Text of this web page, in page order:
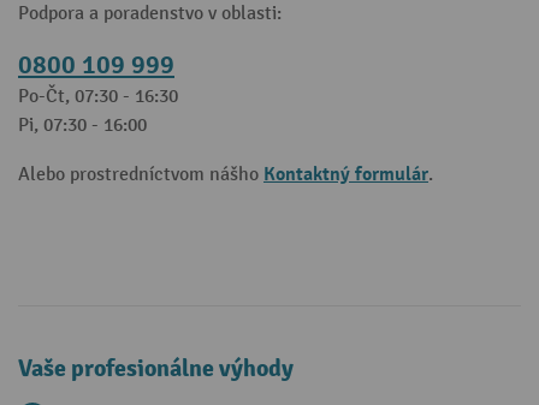
Podpora a poradenstvo v oblasti:
0800 109 999
Po-Čt, 07:30 - 16:30
Pi, 07:30 - 16:00
Alebo prostredníctvom nášho Kontaktný formulár.
Vaše profesionálne výhody